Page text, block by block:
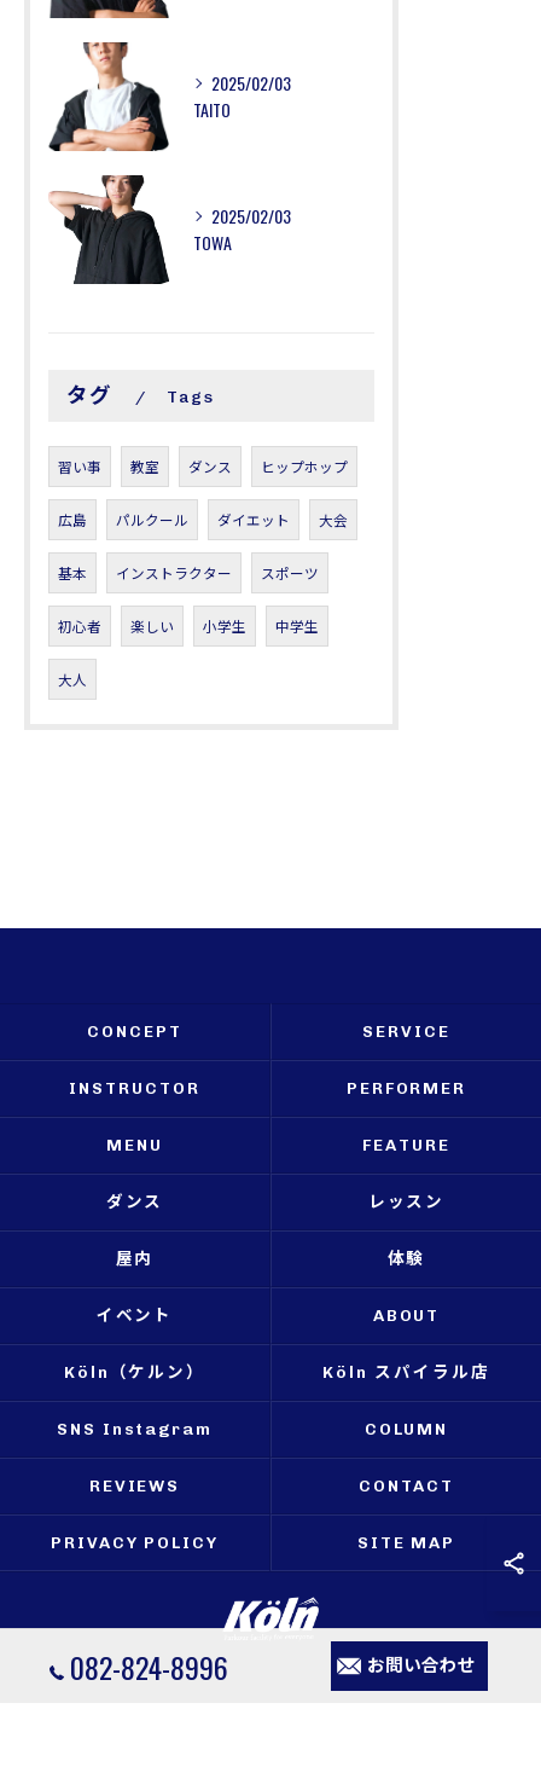
2025/02/03
TAITO
2025/02/03
TOWA
タグ Tags
習い事 教室 ダンス ヒップホップ
広島 パルクール ダイエット 大会
基本 インストラクター スポーツ
初心者 楽しい 小学生 中学生
大人
082-824-8996 お問い合わせ
CONCEPT SERVICE
INSTRUCTOR PERFORMER
MENU FEATURE
ダンス レッスン
屋内 体験
イベント ABOUT
Köln（ケルン） Köln スパイラル店
SNS Instagram COLUMN
REVIEWS CONTACT
PRIVACY POLICY SITE MAP
© 2026 広島のパルクールならKöln（ケルン） ALL RIGHTS RESERVED.